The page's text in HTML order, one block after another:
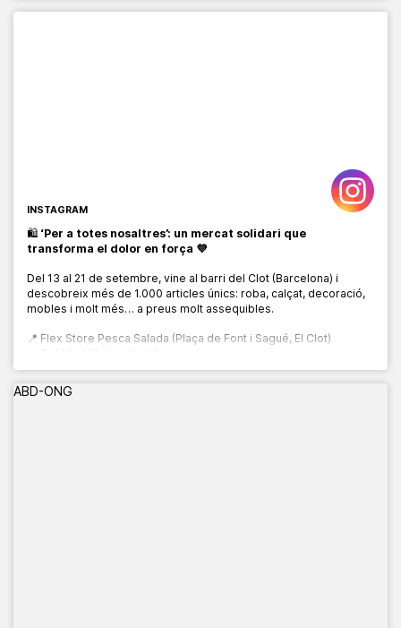
INSTAGRAM
🛍️ ‘Per a totes nosaltres’: un mercat solidari que
transforma el dolor en força 💜
Del 13 al 21 de setembre, vine al barri del Clot (Barcelona) i
descobreix més de 1.000 articles únics: roba, calçat, decoració,
mobles i molt més… a preus molt assequibles.
📍 Flex Store Pesca Salada (Plaça de Font i Sagué, El Clot)
🕙 De 10:00 a 20:00 h
ABD-ONG